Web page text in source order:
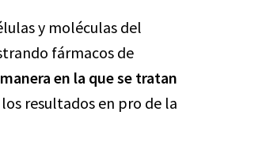
y moléculas del
fármacos de
en la que se tratan
resultados en pro de la